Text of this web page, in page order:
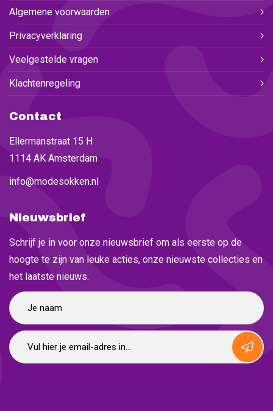
Algemene voorwaarden
Privacyverklaring
Veelgestelde vragen
Klachtenregeling
Contact
Ellermanstraat 15 H
1114 AK Amsterdam
info@modesokken.nl
Nieuwsbrief
Schrijf je in voor onze nieuwsbrief om als eerste op de
hoogte te zijn van leuke acties, onze nieuwste collecties en
het laatste nieuws.